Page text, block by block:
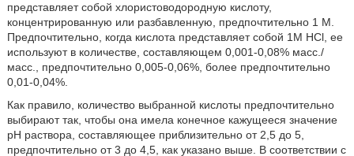
представляет собой хлористоводородную кислоту,
концентрированную или разбавленную, предпочтительно 1 M.
Предпочтительно, когда кислота представляет собой 1M HCl, ее
используют в количестве, составляющем 0,001-0,08% масс./
масс., предпочтительно 0,005-0,06%, более предпочтительно
0,01-0,04%.
Как правило, количество выбранной кислоты предпочтительно
выбирают так, чтобы она имела конечное кажущееся значение
pH раствора, составляющее приблизительно от 2,5 до 5,
предпочтительно от 3 до 4,5, как указано выше. В соответствии с